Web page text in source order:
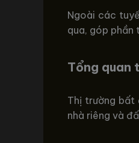
Ngoài các
qua, góp phần
Tổng quan
Thị trường bất
nhà riêng và